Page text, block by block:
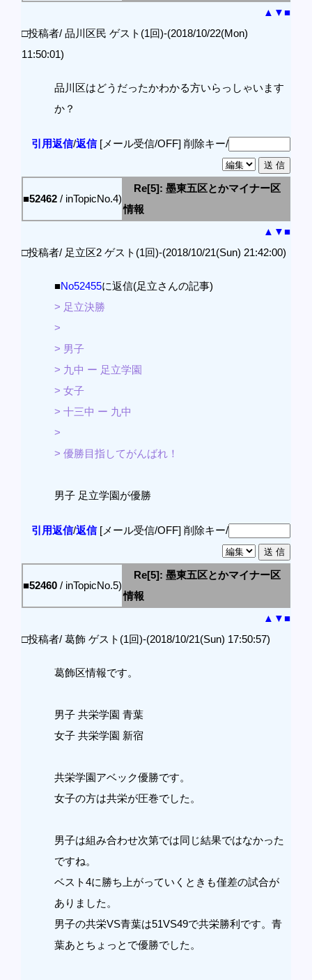
▲ ▼■
□投稿者/ 品川区民 ゲスト(1回)-(2018/10/22(Mon)
11:50:01)
品川区はどうだったかわかる方いらっしゃいます
か？
引用返信/返信[メール受信/OFF] 削除キー/
■52462 / inTopicNo.4)
Re[5]: 墨東五区とかマイナー区
情報
▲ ▼■
□投稿者/ 足立区2 ゲスト(1回)-(2018/10/21(Sun) 21:42:00)
■No52455に返信(足立さんの記事)
> 足立決勝
>
> 男子
> 九中 ー 足立学園
> 女子
> 十三中 ー 九中
>
> 優勝目指してがんばれ！
男子 足立学園が優勝
引用返信/返信[メール受信/OFF] 削除キー/
■52460 / inTopicNo.5)
Re[5]: 墨東五区とかマイナー区
情報
▲ ▼■
□投稿者/ 葛飾 ゲスト(1回)-(2018/10/21(Sun) 17:50:57)
葛飾区情報です。
男子 共栄学園 青葉
女子 共栄学園 新宿
共栄学園アベック優勝です。
女子の方は共栄が圧巻でした。
男子は組み合わせ次第では同じ結果ではなかった
ですね。
ベスト4に勝ち上がっていくときも僅差の試合が
ありました。
男子の共栄VS青葉は51VS49で共栄勝利です。青
葉あとちょっとで優勝でした。